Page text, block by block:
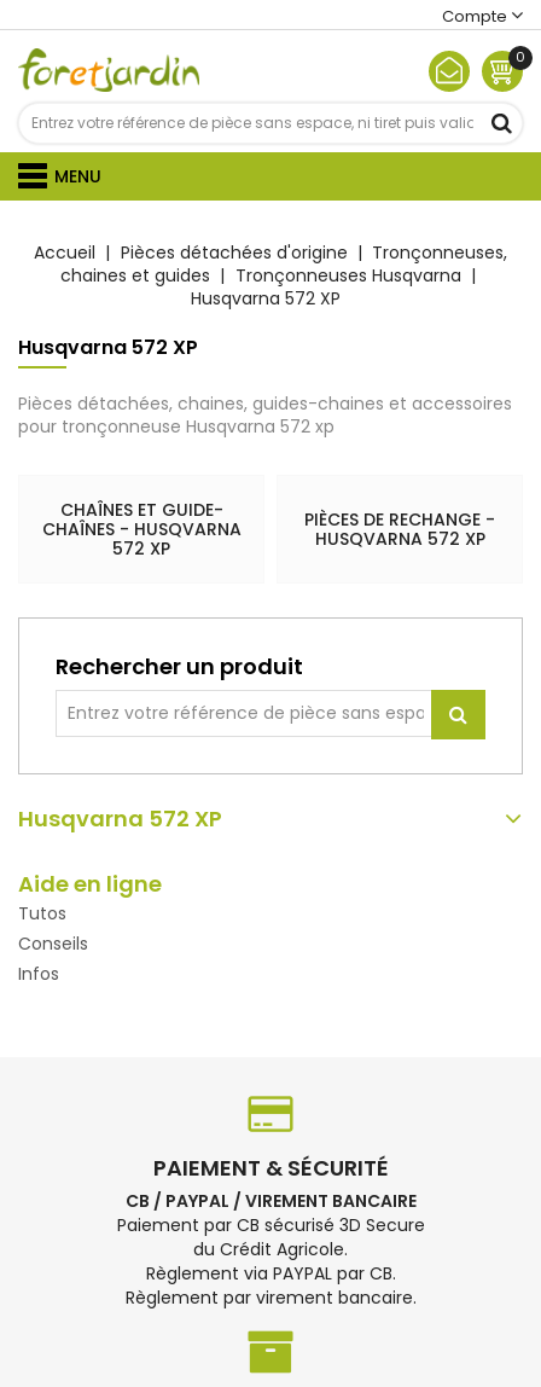
Compte
0
MENU
Accueil Pièces détachées d'origine
Tronçonneuses,
chaines et guides
Tronçonneuses Husqvarna
Husqvarna 572 XP
Husqvarna 572 XP
Pièces détachées, chaines, guides-chaines et accessoires
pour tronçonneuse Husqvarna 572 xp
CHAÎNES ET GUIDE-
CHAÎNES - HUSQVARNA
572 XP
PIÈCES DE RECHANGE -
HUSQVARNA 572 XP
Rechercher un produit
Husqvarna 572 XP
Aide en ligne
Tutos
Conseils
Infos
PAIEMENT & SÉCURITÉ
CB / PAYPAL / VIREMENT BANCAIRE
Paiement par CB sécurisé 3D Secure
du Crédit Agricole.
Règlement via PAYPAL par CB.
Règlement par virement bancaire.